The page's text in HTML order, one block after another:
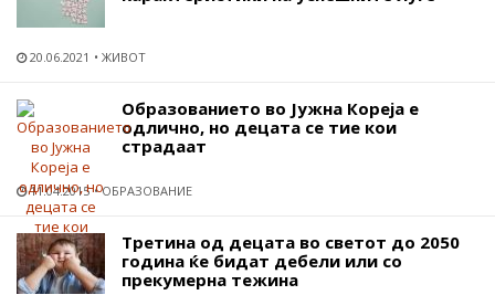
20.06.2021 ЖИВОТ
Образованието во Јужна Кореја е
одлично, но децата се тие кои
страдаат
11.04.2015 ОБРАЗОВАНИЕ
Третина од децата во светот до 2050
година ќе бидат дебели или со
прекумерна тежина